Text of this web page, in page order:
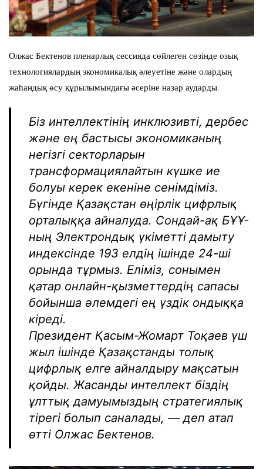
Олжас Бектенов пленарлық сессияда сөйлеген сөзінде озық
технологиялардың экономикалық әлеуетіне және олардың
жаһандық өсу құрылымындағы әсеріне назар аударды.
Біз интеллектінің инклюзивті, дербес
және ең бастысы экономиканың
негізгі секторларын
трансформациялайтын күшке ие
болуы керек екеніне сенімдіміз.
Бүгінде Қазақстан өңірлік цифрлық
орталыққа айналуда. Сондай-ақ БҰҰ-
ның Электрондық үкіметті дамыту
индексінде 193 елдің ішінде 24-ші
орында тұрмыз. Еліміз, сонымен
қатар онлайн-қызметтердің сапасы
бойынша әлемдегі ең үздік ондыққа
кіреді.
Президент Қасым-Жомарт Тоқаев үш
жыл ішінде Қазақстанды толық
цифрлық елге айналдыру мақсатын
қойды. Жасанды интеллект біздің
ұлттық дамуымыздың стратегиялық
тірегі болып саналады, — деп атап
өтті Олжас Бектенов.